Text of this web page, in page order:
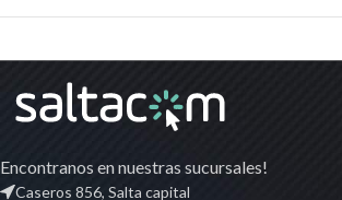
Encontranos en nuestras sucursales!
Caseros 856, Salta capital